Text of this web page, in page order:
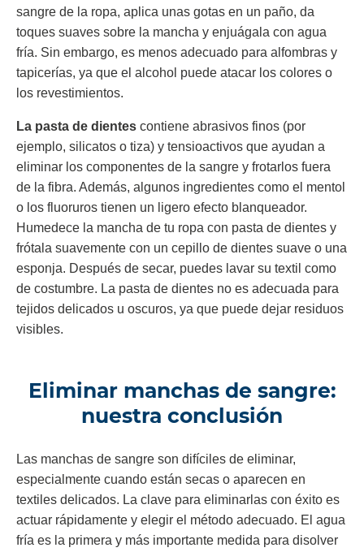
sangre de la ropa, aplica unas gotas en un paño, da
toques suaves sobre la mancha y enjuágala con agua
fría. Sin embargo, es menos adecuado para alfombras y
tapicerías, ya que el alcohol puede atacar los colores o
los revestimientos.
La pasta de dientes contiene abrasivos finos (por
ejemplo, silicatos o tiza) y tensioactivos que ayudan a
eliminar los componentes de la sangre y frotarlos fuera
de la fibra. Además, algunos ingredientes como el mentol
o los fluoruros tienen un ligero efecto blanqueador.
Humedece la mancha de tu ropa con pasta de dientes y
frótala suavemente con un cepillo de dientes suave o una
esponja. Después de secar, puedes lavar su textil como
de costumbre. La pasta de dientes no es adecuada para
tejidos delicados u oscuros, ya que puede dejar residuos
visibles.
Eliminar manchas de sangre:
nuestra conclusión
Las manchas de sangre son difíciles de eliminar,
especialmente cuando están secas o aparecen en
textiles delicados. La clave para eliminarlas con éxito es
actuar rápidamente y elegir el método adecuado. El agua
fría es la primera y más importante medida para disolver